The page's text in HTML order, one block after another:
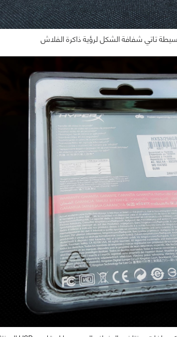
تاتي شفافة الشكل لرؤية ذاكرة الفلاش